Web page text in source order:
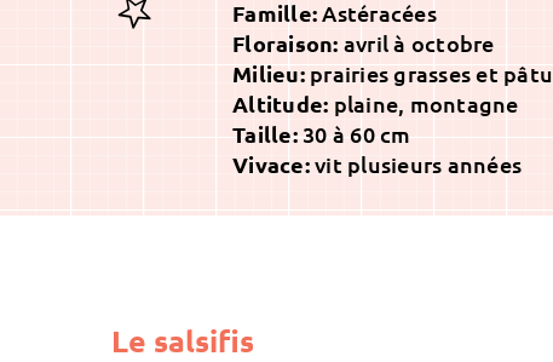
Famille:Astéracées
Floraison: avril à octobre
Milieu:prairies grasses et
Altitude: plaine, montagne
Taille:30 à 60 cm
Vivace:vit plusieurs années
Le salsifis